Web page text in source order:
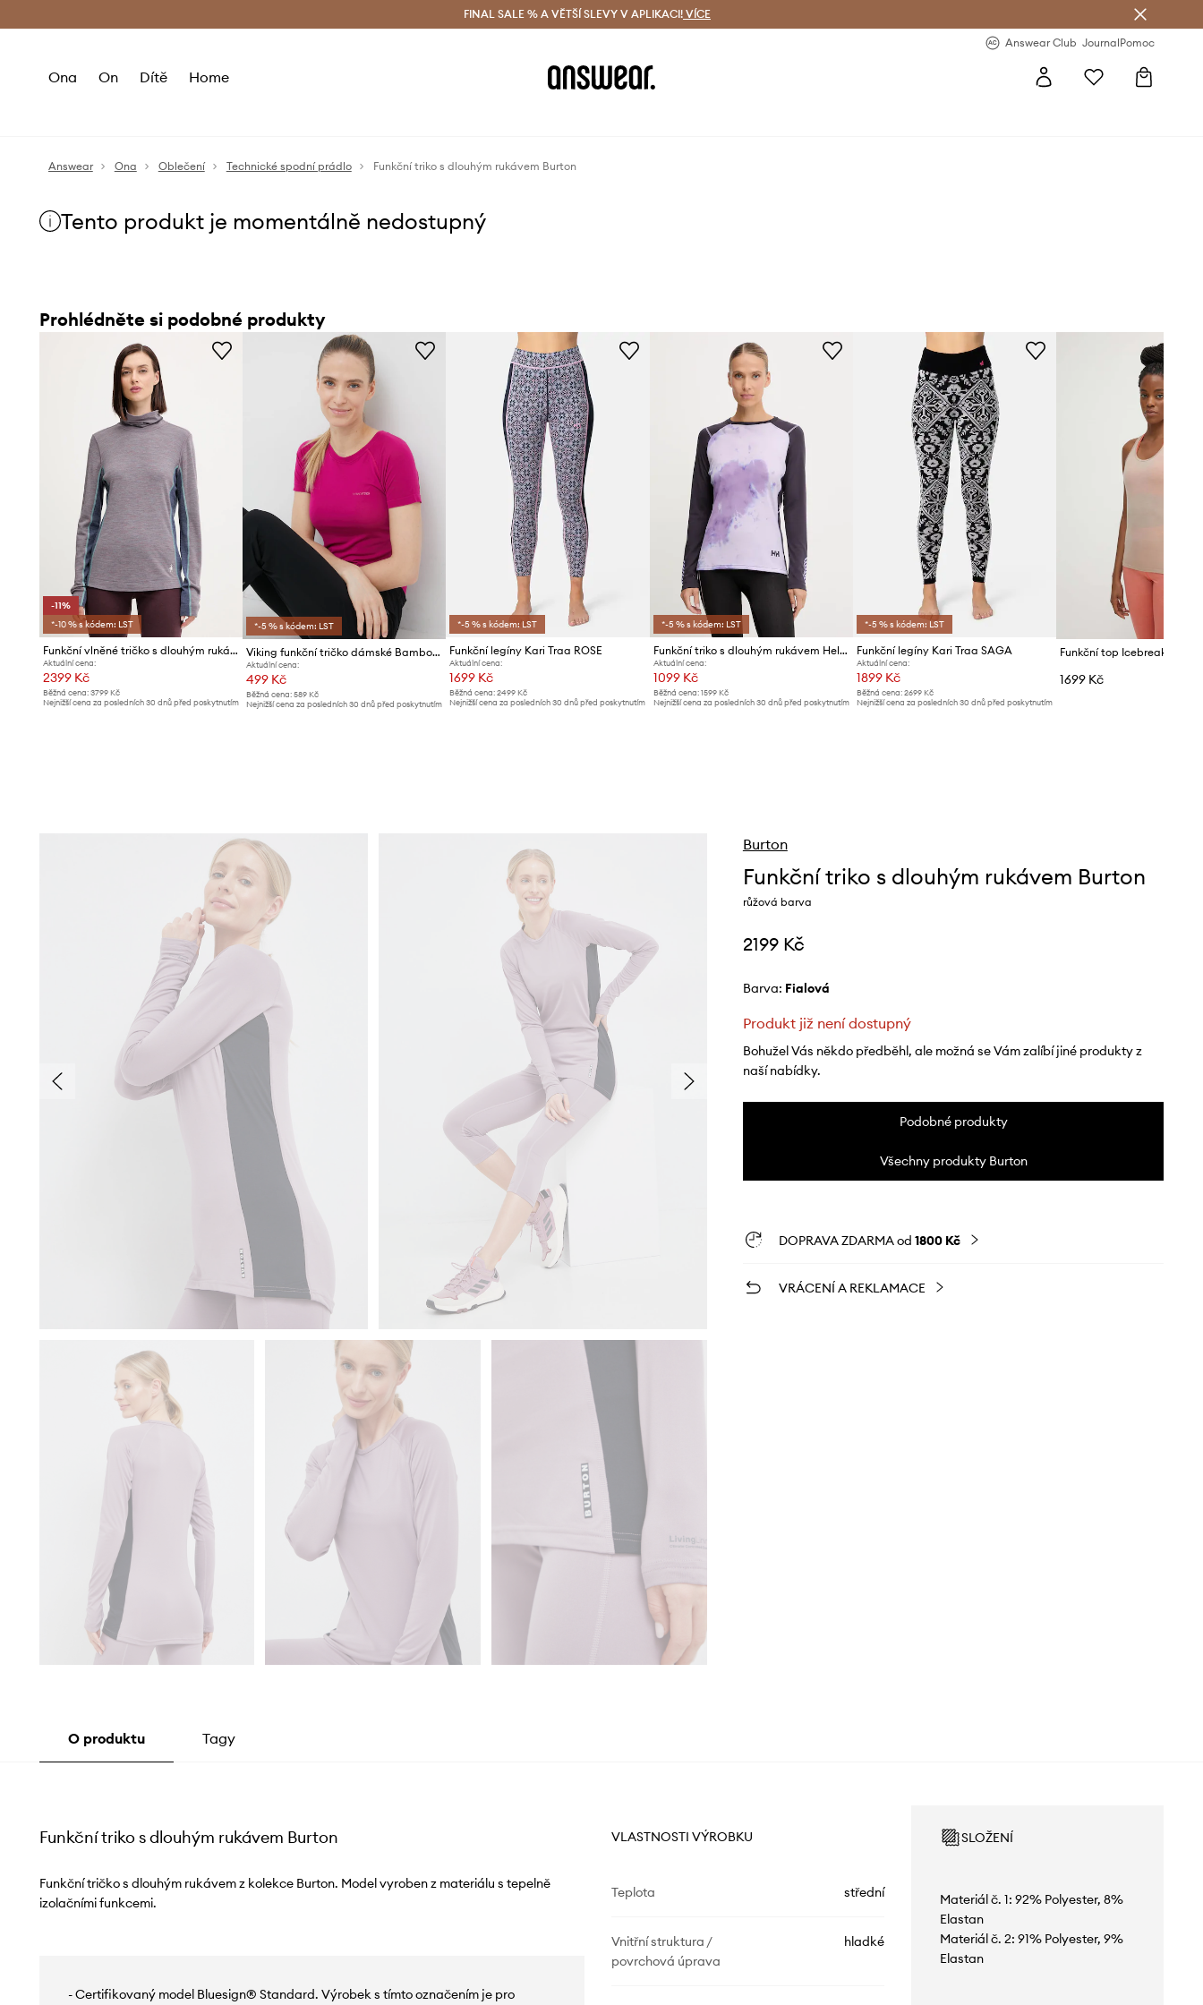
Doručení a vrácení zdarma (od 1800 Kč) Doručení i do 24 h
FINAL SALE % A VĚTŠÍ SLEVY V APLIKACI! VÍCE
Answear Club JournalPomoc
Ona On Dítě Home
Answear Ona Oblečení Technické spodní prádlo Funkční triko s dlouhým rukávem Burton
Tento produkt je momentálně nedostupný
Prohlédněte si podobné produkty
-11%
*-10 % s kódem: LST
Funkční vlněné tričko s dlouhým rukávem Smartwool
Aktuální cena:
2399 Kč
Běžná cena: 3799 Kč
Nejnižší cena za posledních 30 dnů před poskytnutím
*-5 % s kódem: LST
Viking funkční tričko dámské Bamboo Lockness
Aktuální cena:
499 Kč
Běžná cena:589 Kč
Nejnižší cena za posledních 30 dnů před poskytnutím
*-5 % s kódem: LST
Funkční legíny Kari Traa ROSE
Aktuální cena:
1699 Kč
Běžná cena: 2499 Kč
Nejnižší cena za posledních 30 dnů před poskytnutím
*-5 % s kódem: LST
Funkční triko s dlouhým rukávem Helly Hansen LIFA ACTIVE
Aktuální cena:
1099 Kč
Běžná cena: 1599 Kč
Nejnižší cena za posledních 30 dnů před poskytnutím
*-5 % s kódem: LST
Funkční legíny Kari Traa SAGA
Aktuální cena:
1899 Kč
Běžná cena:2699 Kč
Nejnižší cena za posledních 30 dnů před poskytnutím
Funkční top Icebreaker
1699 Kč
Burton
Funkční triko s dlouhým rukávem Burton
růžová barva
2199 Kč
Barva: fialová
Produkt již není dostupný
Bohužel Vás někdo předběhl, ale možná se Vám zalíbí jiné produkty z
naší nabídky.
Podobné produkty
Všechny produkty Burton
DOPRAVA ZDARMA od 1800 Kč
VRÁCENÍ A REKLAMACE
O produktu Tagy
Funkční triko s dlouhým rukávem Burton
Funkční tričko s dlouhým rukávem z kolekce Burton. Model vyroben z materiálu s tepelně
izolačními funkcemi.
- Certifikovaný model Bluesign® Standard. Výrobek s tímto označením je pro
VLASTNOSTI VÝROBKU
Teplota střední
Vnitřní struktura /
povrchová úprava
hladké
SLOŽENÍ
Materiál č. 1: 92% Polyester, 8%
Elastan
Materiál č. 2: 91% Polyester, 9%
Elastan